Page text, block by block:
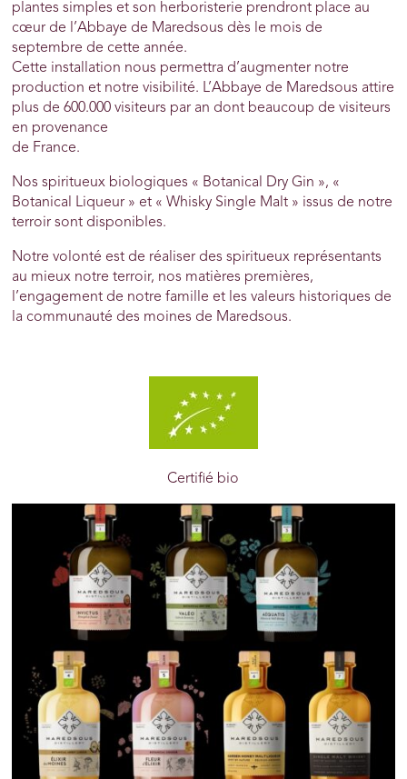
plantes simples et son herboristerie prendront place au
cœur de l’Abbaye de Maredsous dès le mois de
septembre de cette année.
Cette installation nous permettra d’augmenter notre
production et notre visibilité. L’Abbaye de Maredsous attire
plus de 600.000 visiteurs par an dont beaucoup de visiteurs
en provenance
de France.
Nos spiritueux biologiques « Botanical Dry Gin », «
Botanical Liqueur » et « Whisky Single Malt » issus de notre
terroir sont disponibles.
Notre volonté est de réaliser des spiritueux représentants
au mieux notre terroir, nos matières premières,
l’engagement de notre famille et les valeurs historiques de
la communauté des moines de Maredsous.
Certifié bio